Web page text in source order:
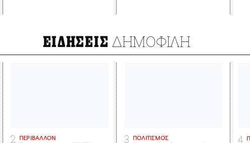
ΕΙΔΗΣΕΙΣ ΔΗΜΟΦΙΛΗ
ΠΕΡΙΒΑΛΛΟΝ ΠΟΛΙΤΙΣΜΟΣ